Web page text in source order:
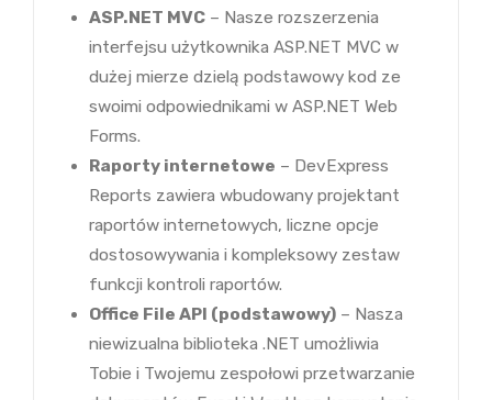
ASP.NET MVC – Nasze rozszerzenia
interfejsu użytkownika ASP.NET MVC w
dużej mierze dzielą podstawowy kod ze
swoimi odpowiednikami w ASP.NET Web
Forms.
Raporty internetowe – DevExpress
Reports zawiera wbudowany projektant
raportów internetowych, liczne opcje
dostosowywania i kompleksowy zestaw
funkcji kontroli raportów.
Office File API (podstawowy) – Nasza
niewizualna biblioteka .NET umożliwia
Tobie i Twojemu zespołowi przetwarzanie